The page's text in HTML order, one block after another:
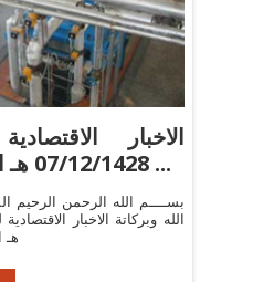
الاخبار
07/12/1428 هـ الموافق 16/12 ...
بســــم الله الرحمن الرحيم
هـ